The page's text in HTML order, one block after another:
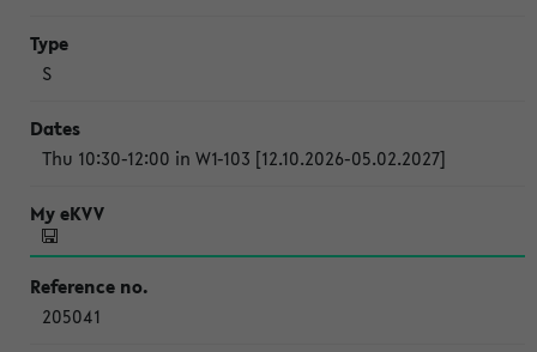
S
Thu 10:30-12:00 in W1-103 [12.10.2026-05.02.2027]
205041